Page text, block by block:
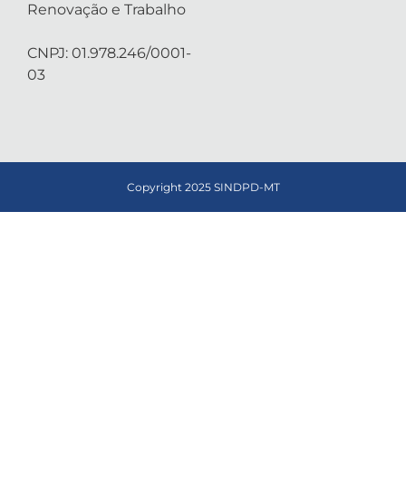
Renovação e Trabalho
CNPJ: 01.978.246/0001-
03
Copyright 2025 SINDPD-MT